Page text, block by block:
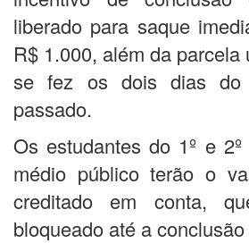
liberado para saque
R$ 1.000, além da parcela
se fez os dois dias do
passado.
Os estudantes do 1º e
médio público terão o
creditado em conta,
bloqueado até a